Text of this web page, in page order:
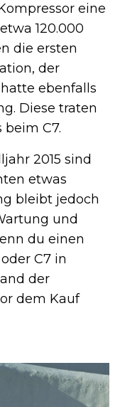
eine
120.000
die ersten
der
ebenfalls
Diese traten
C7.
2015 sind
etwas
bleibt jedoch
und
du einen
C7 in
der
dem Kauf